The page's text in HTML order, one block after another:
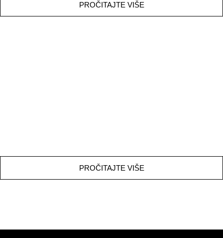
PROČITAJTE VIŠE
PROČITAJTE VIŠE